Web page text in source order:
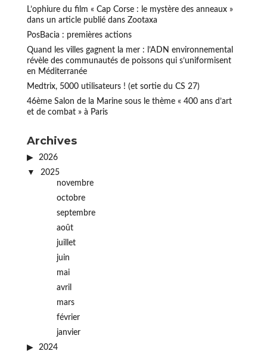
L’ophiure du film « Cap Corse : le mystère des anneaux »
dans un article publié dans Zootaxa
PosBacia : premières actions
Quand les villes gagnent la mer : l’ADN environnemental
révèle des communautés de poissons qui s’uniformisent
en Méditerranée
Medtrix, 5000 utilisateurs ! (et sortie du CS 27)
46ème Salon de la Marine sous le thème « 400 ans d’art
et de combat » à Paris
Archives
2026
2025
novembre
octobre
septembre
août
juillet
juin
mai
avril
mars
février
janvier
2024